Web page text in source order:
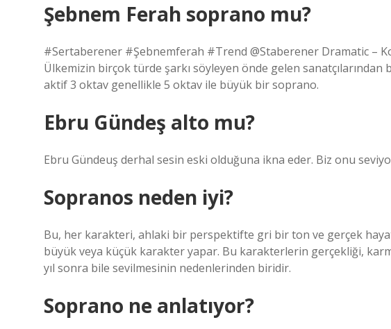
Şebnem Ferah soprano mu?
#Sertaberener #Şebnemferah #Trend @Staberener Dramatic –
Ülkemizin birçok türde şarkı söyleyen önde gelen
aktif 3 oktav genellikle 5 oktav ile büyük bir soprano.
Ebru Gündeş alto mu?
Ebru Gündeuş derhal sesin eski olduğuna ikna eder. Biz onu
Sopranos neden iyi?
Bu, her karakteri, ahlaki bir perspektifte gri bir ton ve gerçek
büyük veya küçük karakter yapar. Bu karakterlerin gerçekliği,
yıl sonra bile sevilmesinin nedenlerinden biridir.
Soprano ne anlatıyor?